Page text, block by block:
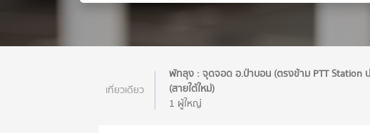
เที่ยวเดียว
พัทลุง : จุดจอด อ.ป่าบอน (ตรงข้าม PTT Station
(สายใต้ใหม่)
1 ผู้ใหญ่